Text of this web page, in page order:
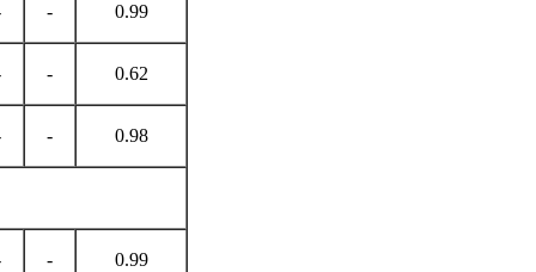
- 0.99
- 0.62
- 0.98
- 0.99